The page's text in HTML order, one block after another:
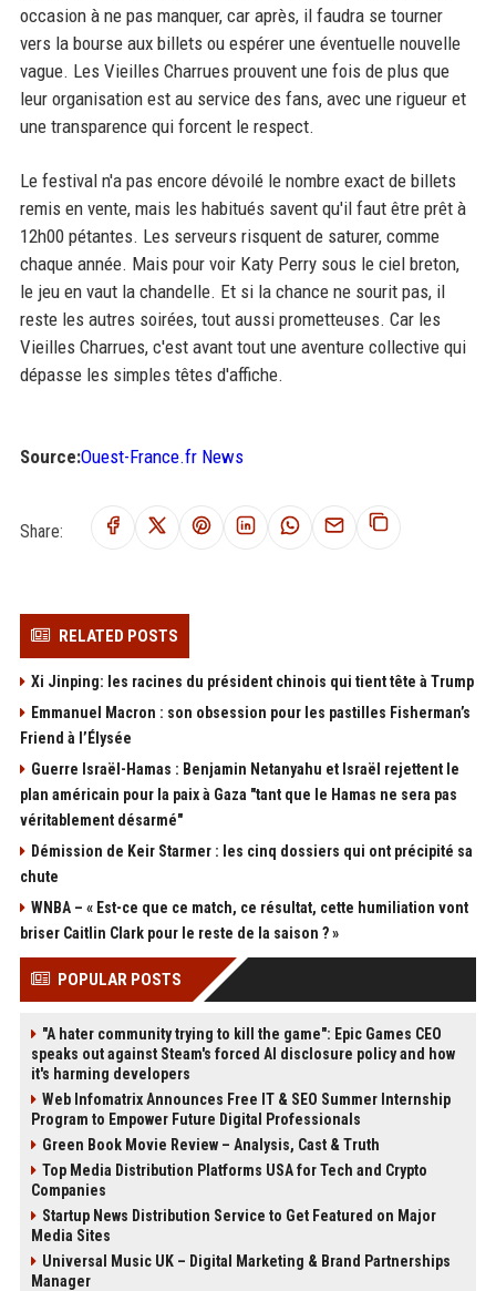
occasion à ne pas manquer, car après, il faudra se tourner
vers la bourse aux billets ou espérer une éventuelle nouvelle
vague. Les Vieilles Charrues prouvent une fois de plus que
leur organisation est au service des fans, avec une rigueur et
une transparence qui forcent le respect.
Le festival n'a pas encore dévoilé le nombre exact de billets
remis en vente, mais les habitués savent qu'il faut être prêt à
12h00 pétantes. Les serveurs risquent de saturer, comme
chaque année. Mais pour voir Katy Perry sous le ciel breton,
le jeu en vaut la chandelle. Et si la chance ne sourit pas, il
reste les autres soirées, tout aussi prometteuses. Car les
Vieilles Charrues, c'est avant tout une aventure collective qui
dépasse les simples têtes d'affiche.
Source:Ouest-France.fr News
Share:
RELATED POSTS
Xi Jinping: les racines du président chinois qui tient tête à Trump
Emmanuel Macron : son obsession pour les pastilles Fisherman’s
Friend à l’Élysée
Guerre Israël-Hamas : Benjamin Netanyahu et Israël rejettent le
plan américain pour la paix à Gaza "tant que le Hamas ne sera pas
véritablement désarmé"
Démission de Keir Starmer : les cinq dossiers qui ont précipité sa
chute
WNBA – « Est-ce que ce match, ce résultat, cette humiliation vont
briser Caitlin Clark pour le reste de la saison ? »
POPULAR POSTS
"A hater community trying to kill the game": Epic Games CEO
speaks out against Steam's forced AI disclosure policy and how
it's harming developers
Web Infomatrix Announces Free IT & SEO Summer Internship
Program to Empower Future Digital Professionals
Green Book Movie Review – Analysis, Cast & Truth
Top Media Distribution Platforms USA for Tech and Crypto
Companies
Startup News Distribution Service to Get Featured on Major
Media Sites
Universal Music UK – Digital Marketing & Brand Partnerships
Manager